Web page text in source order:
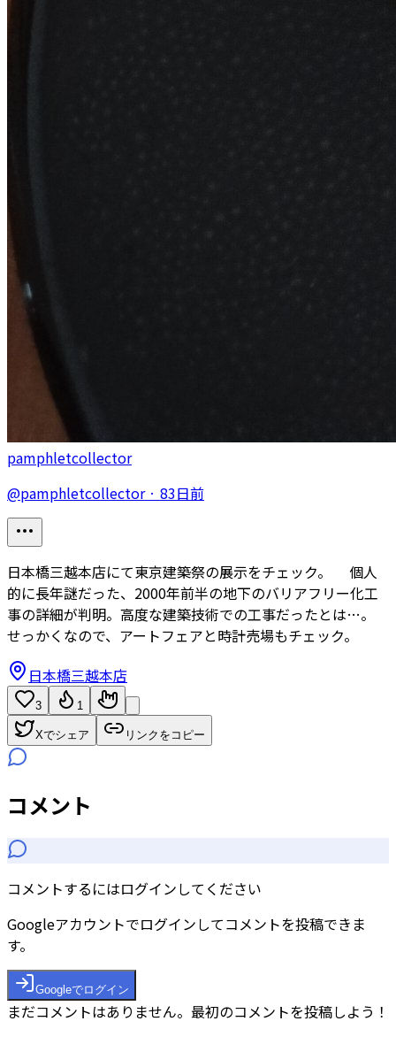
pamphletcollector
@pamphletcollector· 83日前
日本橋三越本店にて東京建築祭の展示をチェック。 個人
的に長年謎だった、2000年前半の地下のバリアフリー化工
事の詳細が判明。高度な建築技術での工事だったとは…。
せっかくなので、アートフェアと時計売場もチェック。
日本橋三越本店
3 1
Xでシェア リンクをコピー
コメント
コメントするにはログインしてください
Googleアカウントでログインしてコメントを投稿できま
す。
Googleでログイン
まだコメントはありません。最初のコメントを投稿しよう！